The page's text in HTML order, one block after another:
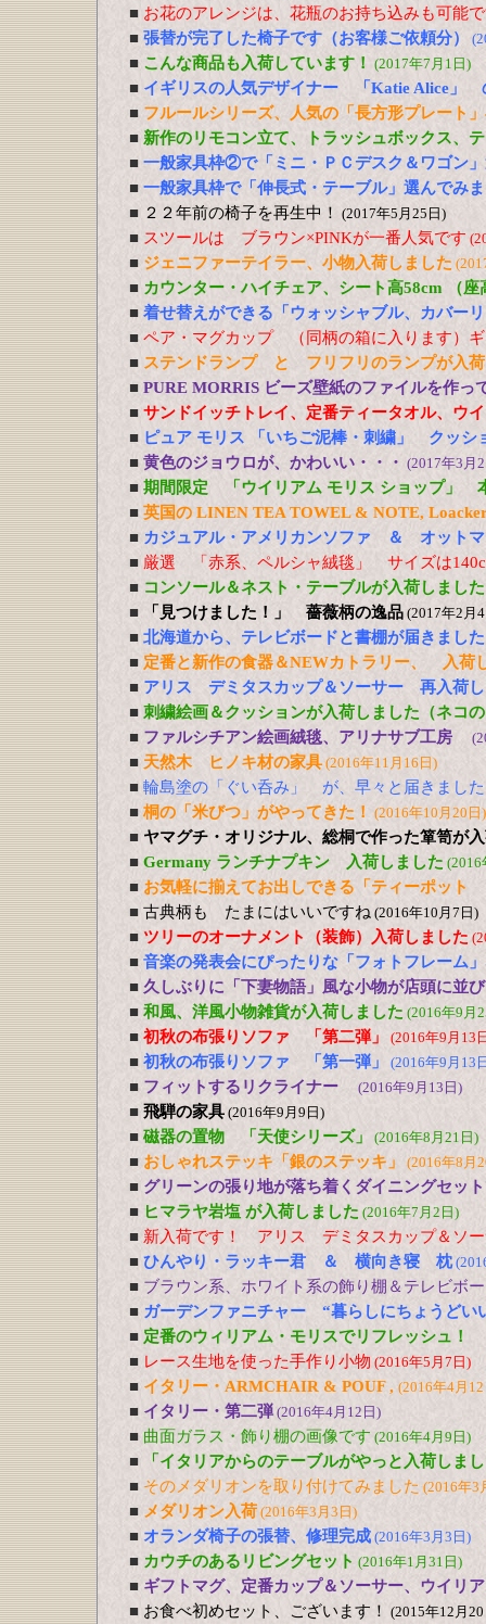
■ お花のアレンジは、花瓶のお持ち込みも可能
■ 張替が完了した椅子です（お客様ご依頼分）
■ こんな商品も入荷しています！ (2017年7月1日)
■ イギリスの人気デザイナー 「Katie Alice」
■ フルールシリーズ、人気の「長方形プレート
■ 新作のリモコン立て、トラッシュボックス、
■ 一般家具枠②で「ミニ・ＰＣデスク＆ワゴン
■ 一般家具枠で「伸長式・テーブル」選んでみ
■ ２２年前の椅子を再生中！ (2017年5月25日)
■ スツールは ブラウン×PINKが一番人気です
■ ジェニファーテイラー、小物入荷しました
■ カウンター・ハイチェア、シート高58cm （座
■ 着せ替えができる「ウォッシャブル、カバー
■ ペア・マグカップ （同柄の箱に入ります）
■ ステンドランプ と フリフリのランプが入荷
■ PURE MORRIS ビーズ壁紙のファイルを作っ
■ サンドイッチトレイ、定番ティータオル、ウ
■ ピュア モリス 「いちご泥棒・刺繍」 クッシ
■ 黄色のジョウロが、かわいい・・・ (2017年3月
■ 期間限定 「ウイリアム モリス ショップ」
■ 英国の LINEN TEA TOWEL & NOTE,
■ カジュアル・アメリカンソファ ＆ オット
■ 厳選 「赤系、ペルシャ絨毯」 サイズは
■ コンソール＆ネスト・テーブルが入荷しました
■ 「見つけました！」 薔薇柄の逸品 (2017年2月
■ 北海道から、テレビボードと書棚が届きました
■ 定番と新作の食器＆NEWカトラリー、 入荷
■ アリス デミタスカップ＆ソーサー 再入荷し
■ 刺繍絵画＆クッションが入荷しました（ネコ
■ ファルシチアン絵画絨毯、アリナサブ工房
■ 天然木 ヒノキ材の家具 (2016年11月16日)
■ 輪島塗の「ぐい呑み」 が、早々と届きました
■ 桐の「米びつ」がやってきた！ (2016年10月20日)
■ ヤマグチ・オリジナル、総桐で作った箪笥が
■ Germany ランチナプキン 入荷しました (2016
■ お気軽に揃えてお出しできる「ティーポッ
■ 古典柄も たまにはいいですね (2016年10月7日)
■ ツリーのオーナメント（装飾）入荷しました
■ 音楽の発表会にぴったりな「フォトフレーム
■ 久しぶりに「下妻物語」風な小物が店頭に並
■ 和風、洋風小物雑貨が入荷しました (2016年9月
■ 初秋の布張りソファ 「第二弾」 (2016年9月13
■ 初秋の布張りソファ 「第一弾」 (2016年9月13
■ フィットするリクライナー (2016年9月13日)
■ 飛騨の家具 (2016年9月9日)
■ 磁器の置物 「天使シリーズ」 (2016年8月21日)
■ おしゃれステッキ「銀のステッキ」 (2016年8月
■ グリーンの張り地が落ち着くダイニングセッ
■ ヒマラヤ岩塩 が入荷しました (2016年7月2日)
■ 新入荷です！ アリス デミタスカップ＆ソ
■ ひんやり・ラッキー君 ＆ 横向き寝 枕
■ ブラウン系、ホワイト系の飾り棚＆テレビボ
■ ガーデンファニチャー “暮らしにちょうど
■ 定番のウィリアム・モリスでリフレッシュ！
■ レース生地を使った手作り小物 (2016年5月7日)
■ イタリー・ARMCHAIR & POUF , (2016年4月
■ イタリー・第二弾(2016年4月12日)
■ 曲面ガラス・飾り棚の画像です (2016年4月9日)
■
「イタリアからのテーブルがやっと入荷しま
■ そのメダリオンを取り付けてみました (2016年3
■ メダリオン入荷 (2016年3月3日)
■ オランダ椅子の張替、修理完成 (2016年3月3日)
■ カウチのあるリビングセット (2016年1月31日)
■ ギフトマグ、定番カップ＆ソーサー、ウイリ
■ お食べ初めセット、ございます！ (2015年12月